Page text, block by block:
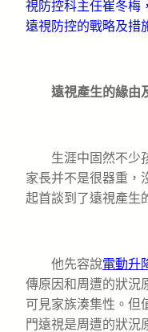
視防控科主任崔冬梅
遠視防控的戰略及措
遠視產生的緣由
生涯中固然不少孩
家長并不是很器重，
起首談到了遠視產生
他先容說電動升
傳原因和周遭的狀況
可見家族湊集性。但
門遠視是周遭的狀況